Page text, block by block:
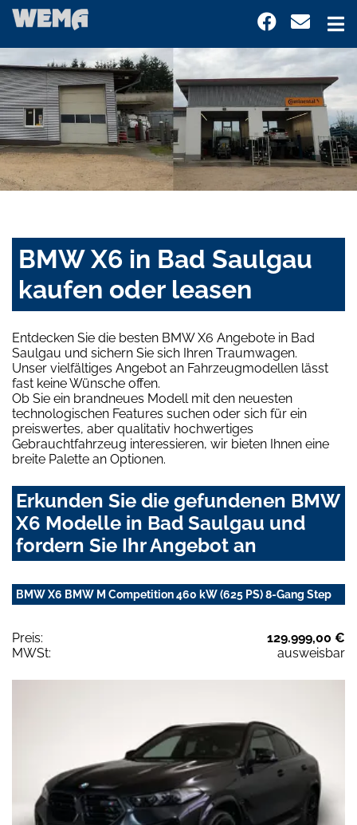
BMW X6 in Bad Saulgau
kaufen oder leasen
Entdecken Sie die besten BMW X6 Angebote in Bad
Saulgau und sichern Sie sich Ihren Traumwagen.
Unser vielfältiges Angebot an Fahrzeugmodellen lässt
fast keine Wünsche offen.
Ob Sie ein brandneues Modell mit den neuesten
technologischen Features suchen oder sich für ein
preiswertes, aber qualitativ hochwertiges
Gebrauchtfahrzeug interessieren, wir bieten Ihnen eine
breite Palette an Optionen.
Erkunden Sie die gefundenen BMW
X6 Modelle in Bad Saulgau und
fordern Sie Ihr Angebot an
BMW X6 BMW M Competition 460 kW (625 PS) 8-Gang Step
Preis:
129.999,00 €
MWSt:
ausweisbar